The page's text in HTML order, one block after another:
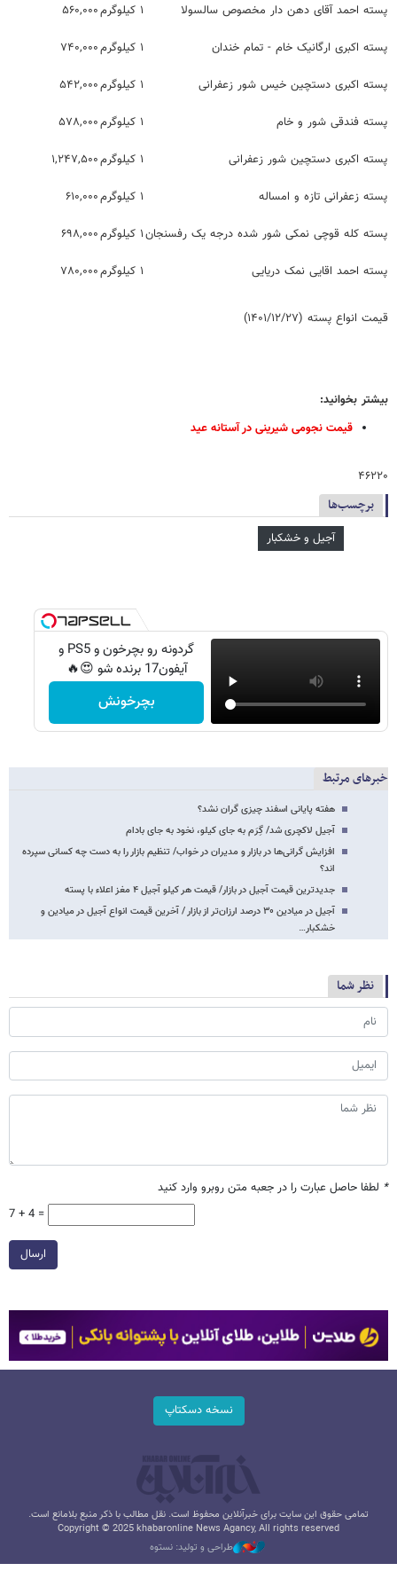
قیمت انواع پسته (۱۴۰۱/۱۲/۲۷)
پسته احمد آقای دهن دار مخصوص سالسولا ۱ کیلوگرم ۵۶۰,۰۰۰
پسته اکبری ارگانیک خام - تمام خندان ۱ کیلوگرم ۷۴۰,۰۰۰
پسته اکبری دستچین خیس شور زعفرانی ۱ کیلوگرم ۵۴۲,۰۰۰
پسته فندقی شور و خام ۱ کیلوگرم ۵۷۸,۰۰۰
پسته اکبری دستچین شور زعفرانی ۱ کیلوگرم ۱,۲۴۷,۵۰۰
پسته زعفرانی تازه و امساله ۱ کیلوگرم ۶۱۰,۰۰۰
پسته کله قوچی نمکی شور شده درجه یک رفسنجان۱ کیلوگرم ۶۹۸,۰۰۰
پسته احمد اقایی نمک دریایی ۱ کیلوگرم ۷۸۰,۰۰۰
بیشتر بخوانید:
قیمت نجومی شیرینی در آستانه عید
۴۶۲۲۰
برچسب‌ها
آجیل و خشکبار
گردونه رو بچرخون و PS5 و
آیفون17 برنده شو 😍🔥
بچرخونش
خبرهای مرتبط
هفته پایانی اسفند چیزی گران نشد؟
آجیل لاکچری شد/ گِرَم به جای کیلو، نخود به جای بادام
افزایش گرانی‌ها در بازار و مدیران در خواب/ تنظیم بازار را به دست چه کسانی سپرده
اند؟
جدیدترین قیمت آجیل در بازار/ قیمت هر کیلو آجیل ۴ مغز اعلاء با پسته
آجیل در میادین ۳۰ درصد ارزان‌تر از بازار / آخرین قیمت انواع آجیل در میادین و
خشکبار…
نظر شما
* لطفا حاصل عبارت را در جعبه متن روبرو وارد کنید
7 + 4 =
ارسال
نسخه دسکتاپ
تمامی حقوق این سایت برای خبرآنلاین محفوظ است. نقل مطالب با ذکر منبع بلامانع است.
Copyright © 2025 khabaronline News Agancy, All rights reserved
طراحی و تولید: نستوه